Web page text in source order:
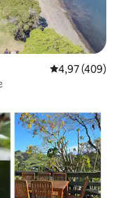
Средна
4,97 (409)